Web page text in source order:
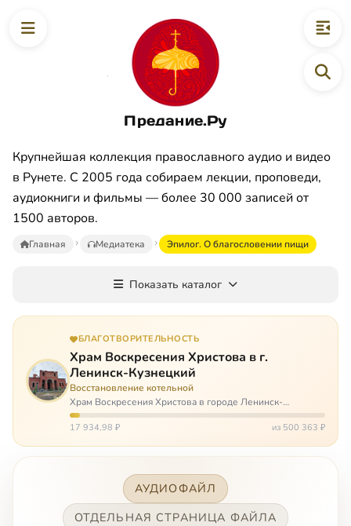
Предание.Ру
Крупнейшая коллекция православного аудио и видео
в Рунете. С 2005 года собираем лекции, проповеди,
аудиокниги и фильмы — более 30 000 записей от
1500 авторов.
Главная Медиатека Эпилог. О благословении пищи
Показать каталог
БЛАГОТВОРИТЕЛЬНОСТЬ
Храм Воскресения Христова в г.
Ленинск-Кузнецкий
Восстановление котельной
Храм Воскресения Христова в городе Ленинск-
Кузнецкий в Кемеровской области – совсем новый, он
открылся всего 20 назад. И сейчас храм может вообще
17 934,98 ₽ из 500 363 ₽
АУДИОФАЙЛ
ОТДЕЛЬНАЯ СТРАНИЦА ФАЙЛА